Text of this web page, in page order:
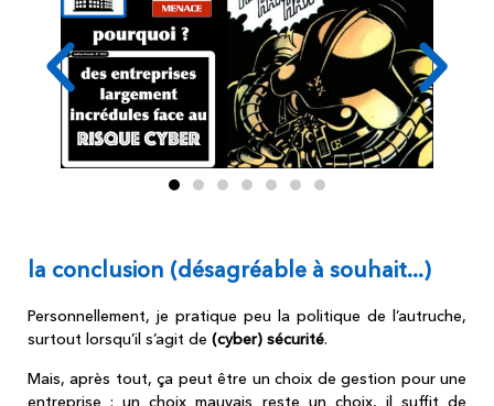
la conclusion (désagréable à souhait...)
Personnellement, je pratique peu la politique de l’autruche,
surtout lorsqu’il s’agit de (cyber) sécurité.
Mais, après tout, ça peut être un choix de gestion pour une
entreprise : un choix mauvais reste un choix, il suffit de